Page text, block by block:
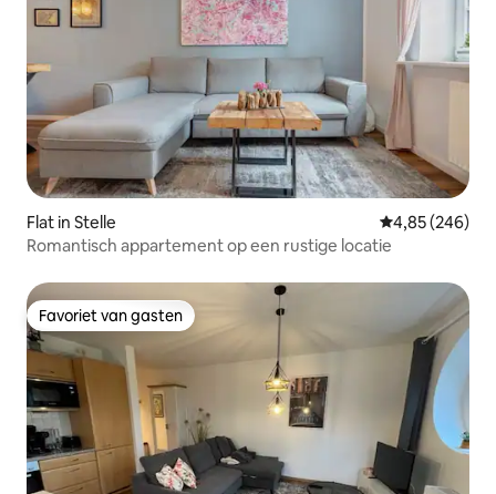
Flat in Stelle Gemiddelde
4,85 (246)
Romantisch appartement op een rustige locatie
Favoriet van gasten
Favoriet van gasten